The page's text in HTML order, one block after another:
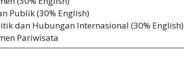
Publik (30% English)
dan Hubungan Internasional (30% English)
Pariwisata